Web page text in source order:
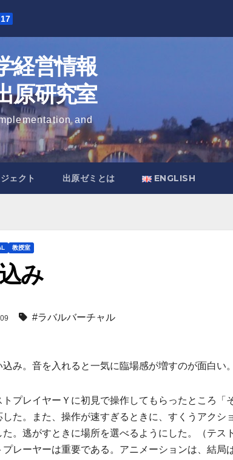
経営情報
研究室
and
ェクト 出原ゼミとは ENGLISH
教授室
み
#ラバルバーチャル
み。音を入れると一気に臨場感が増すのが面白い。
トプレイヤーＹに初見で操作してもらったところ
した。また、操作が速すぎるときに、すくうアクシ
た。逃がすときに場所を選べるようにした。（テ
プレーヤーは重要である。アニメーションは、結局